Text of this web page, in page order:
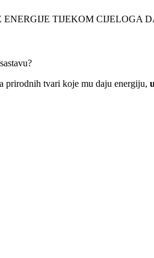
TIJEKOM CIJELOGA
prirodnih tvari koje mu daju energiju,